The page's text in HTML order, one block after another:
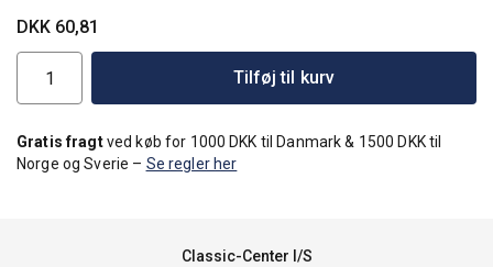
DKK 60,81
Tilføj til kurv
Gratis fragtved køb for 1000 DKK til Danmark & 1500 DKK til
Norge og Sverie – Se regler her
Classic-Center I/S